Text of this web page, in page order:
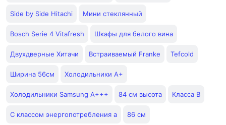
Side by Side Hitachi Мини стеклянный
Bosch Serie 4 Vitafresh Шкафы для белого вина
Двухдверные Хитачи Встраиваемый Franke Tefcold
Ширина 56см Холодильники A+
Холодильники Samsung A+++ 84 см высота Класса В
С классом энергопотребления а 86 см